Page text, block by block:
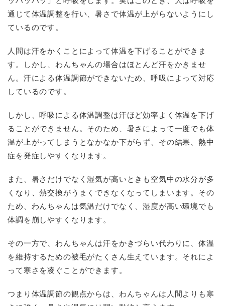
通じて体温調整を行い、暑さで体温が上がらないようにし
ているのです。
人間は汗をかくことによって体温を下げることができま
す。しかし、わんちゃんの場合はほとんど汗をかきませ
ん。汗による体温調節ができないため、呼吸によって対応
しているのです。
しかし、呼吸による体温調整は汗ほど効率よく体温を下げ
ることができません。そのため、暑さによって一度でも体
温が上がってしまうとなかなか下がらず、その結果、熱中
症を発症しやすくなります。
また、暑さだけでなく湿気が高いときも空気中の水分が多
くなり、熱交換がうまくできなくなってしまいます。その
ため、わんちゃんは気温だけでなく、湿度が高い環境でも
体調を崩しやすくなります。
その一方で、わんちゃんは汗をかきづらい代わりに、体温
を維持するための被毛がたくさん生えています。それによ
って寒さを凌ぐことができます。
つまり体温調節の観点からは、わんちゃんは人間よりも寒